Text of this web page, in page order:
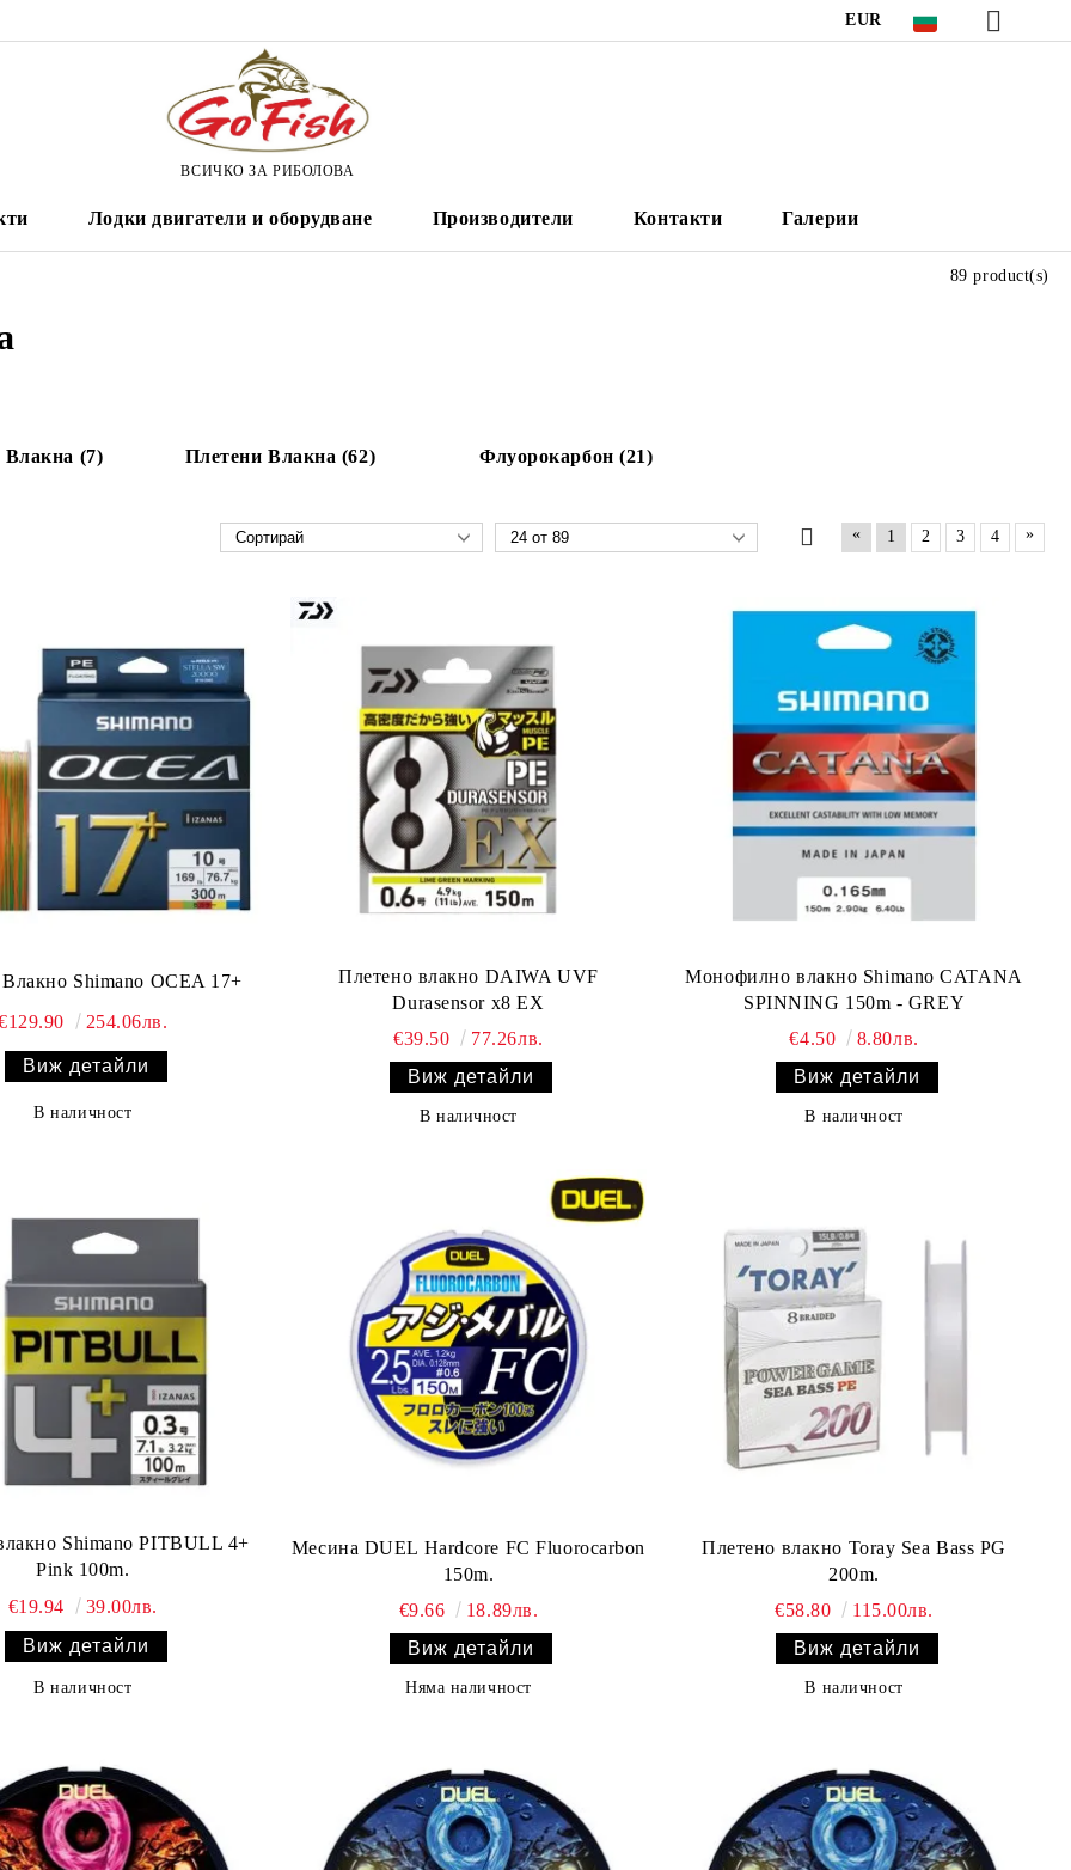
EUR
ВСИЧКО ЗА РИБОЛОВА
Лодки двигатели и оборудване Производители Контакти Галерии
(7) Плетени Влакна (62) Флуорокарбон (21)
89 product(s)
« 1 2 3 4 »
Shimano OCEA 17+
254.06лв.
Виж детайли
В наличност
Плетено влакно DAIWA UVF
Durasensor x8 EX
€39.50
77.26лв.
Виж детайли
В наличност
Монофилно влакно Shimano CATANA
SPINNING 150m - GREY
€4.50
8.80лв.
Виж детайли
В наличност
Shimano PITBULL 4+
Pink 100m.
€19.94
39.00лв.
Виж детайли
В наличност
Месина DUEL Hardcore FC Fluorocarbon
150m.
€9.66
18.89лв.
Виж детайли
Няма наличност
Плетено влакно Toray Sea Bass PG
200m.
€58.80
115.00лв.
Виж детайли
В наличност